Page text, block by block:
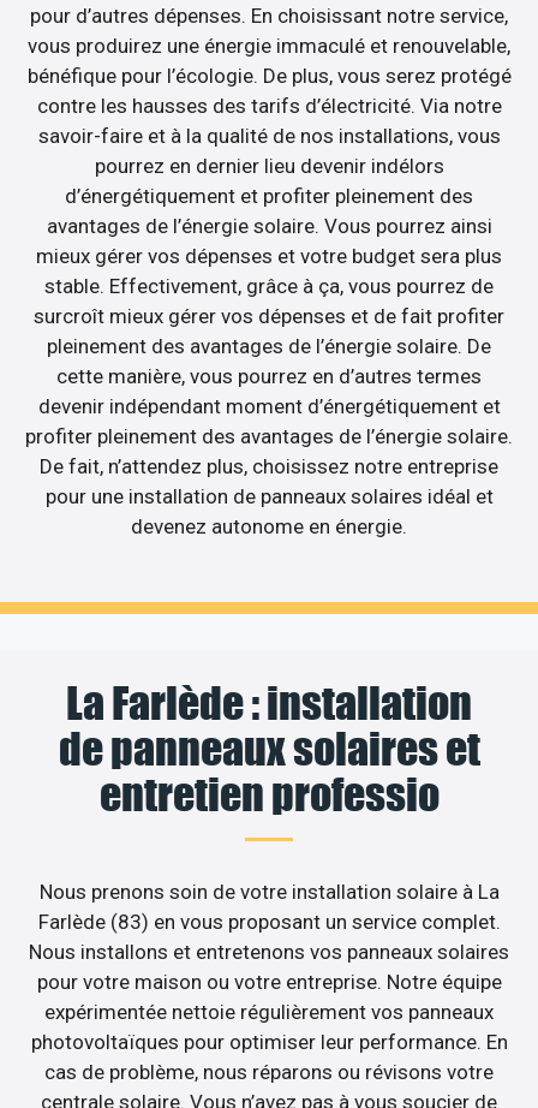
pour d’autres dépenses. En choisissant notre service,
vous produirez une énergie immaculé et renouvelable,
bénéfique pour l’écologie. De plus, vous serez protégé
contre les hausses des tarifs d’électricité. Via notre
savoir-faire et à la qualité de nos installations, vous
pourrez en dernier lieu devenir indélors
d’énergétiquement et profiter pleinement des
avantages de l’énergie solaire. Vous pourrez ainsi
mieux gérer vos dépenses et votre budget sera plus
stable. Effectivement, grâce à ça, vous pourrez de
surcroît mieux gérer vos dépenses et de fait profiter
pleinement des avantages de l’énergie solaire. De
cette manière, vous pourrez en d’autres termes
devenir indépendant moment d’énergétiquement et
profiter pleinement des avantages de l’énergie solaire.
De fait, n’attendez plus, choisissez notre entreprise
pour une installation de panneaux solaires idéal et
devenez autonome en énergie.
La Farlède : installation
de panneaux solaires et
entretien professio
Nous prenons soin de votre installation solaire à La
Farlède (83) en vous proposant un service complet.
Nous installons et entretenons vos panneaux solaires
pour votre maison ou votre entreprise. Notre équipe
expérimentée nettoie régulièrement vos panneaux
photovoltaïques pour optimiser leur performance. En
cas de problème, nous réparons ou révisons votre
centrale solaire. Vous n’avez pas à vous soucier de